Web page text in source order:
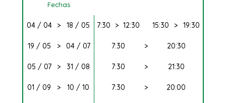
Fechas
04 / 04 > 18 / 05 7:30 > 12:30 15:30 > 19:30
19 / 05 > 04 / 07 7:30 > 20:30
05 / 07 > 31 / 08 7:30 > 21:30
01 / 09 > 10 / 10 7:30 > 20:00